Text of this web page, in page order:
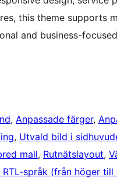
this theme supports
and business-
, Anpassade färger,
, Utvald bild i
mall, Rutnätslayout,
språk (från höger till